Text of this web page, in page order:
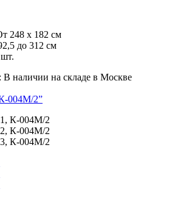
248 х 182 см
до 312 см
В наличии на складе в Москве
004М/2”